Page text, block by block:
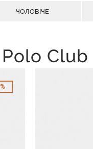
ЧОЛОВІЧЕ
Club